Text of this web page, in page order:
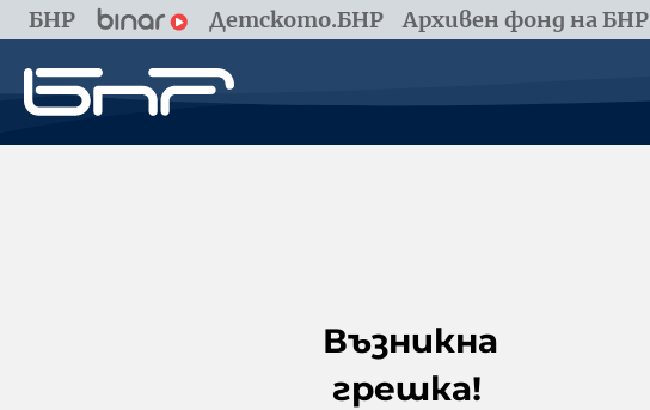
БНР Детското.БНР Архивен фонд на БНР
Възникна
грешка!